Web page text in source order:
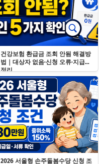
건강보험 환급금 조회 안됨 해결방
법｜대상자 없음·신청 오류·지급일
정리
2026 서울형 손주돌봄수당 신청 조